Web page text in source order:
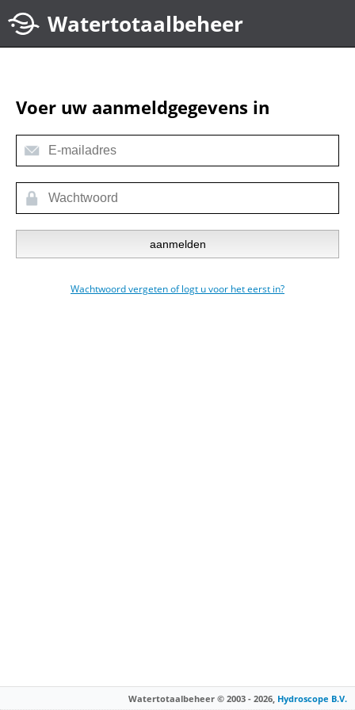
Voer uw aanmeldgegevens in
Wachtwoord vergeten of logt u voor het eerst in?
Watertotaalbeheer © 2003 - 2026, Hydroscope B.V.